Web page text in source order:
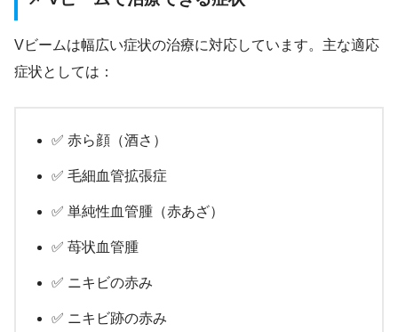
Vビームは幅広い症状の治療に対応しています。主な適応
症状としては：
✅ 赤ら顔（酒さ）
✅ 毛細血管拡張症
✅ 単純性血管腫（赤あざ）
✅ 苺状血管腫
✅ ニキビの赤み
✅ ニキビ跡の赤み